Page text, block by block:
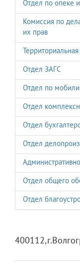
Отдел по опеке
Комиссия по
их прав
Отдел ЗАГС
Отдел по
Отдел
Отдел
Отдел
Отдел общего
Отдел